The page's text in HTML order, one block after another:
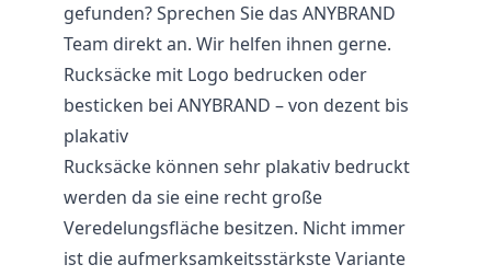
gefunden? Sprechen Sie das ANYBRAND
Team direkt an. Wir helfen ihnen gerne.
Rucksäcke mit Logo bedrucken oder
besticken bei ANYBRAND – von dezent bis
plakativ
Rucksäcke können sehr plakativ bedruckt
werden da sie eine recht große
Veredelungsfläche besitzen. Nicht immer
ist die aufmerksamkeitsstärkste Variante